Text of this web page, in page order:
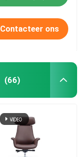
Contacteer ons
(66)